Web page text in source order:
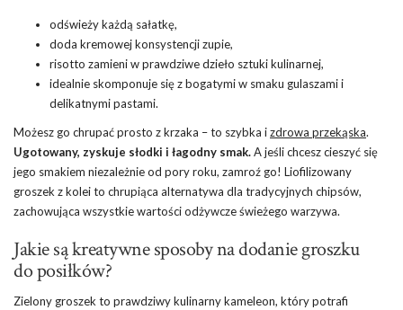
odświeży każdą sałatkę,
doda kremowej konsystencji zupie,
risotto zamieni w prawdziwe dzieło sztuki kulinarnej,
idealnie skomponuje się z bogatymi w smaku gulaszami i
delikatnymi pastami.
Możesz go chrupać prosto z krzaka – to szybka izdrowa przekąska.
Ugotowany, zyskuje słodki i łagodny smak.A jeśli chcesz cieszyć się
jego smakiem niezależnie od pory roku, zamroź go! Liofilizowany
groszek z kolei to chrupiąca alternatywa dla tradycyjnych chipsów,
zachowująca wszystkie wartości odżywcze świeżego warzywa.
Jakie są kreatywne sposoby na dodanie groszku
do posiłków?
Zielony groszek to prawdziwy kulinarny kameleon, który potrafi